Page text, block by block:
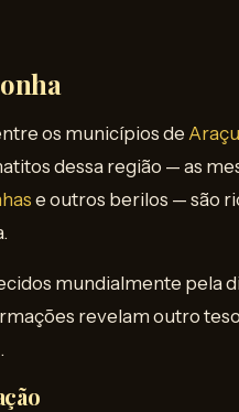
os municípios de
dessa região — as
e outros berilos — são
mundialmente pela
revelam outro